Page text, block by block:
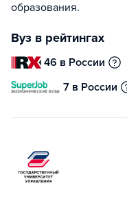
образования.
Вуз в рейтингах
46 в России
7 в России